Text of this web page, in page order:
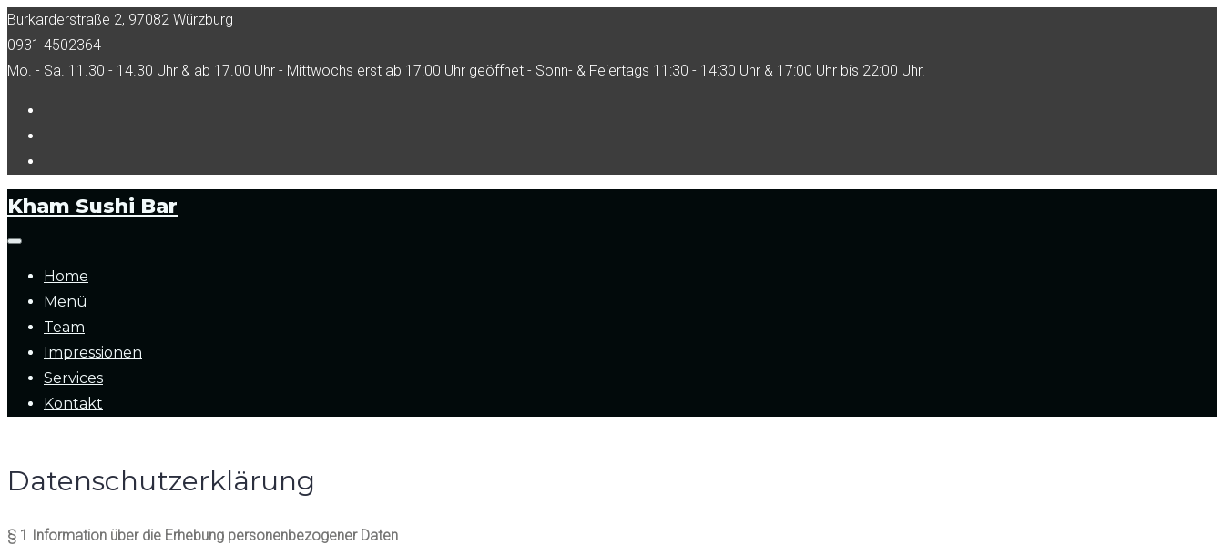
Skip
to
content
Burkarderstraße 2, 97082 Würzburg
0931 4502364
Mo. - Sa. 11.30 - 14.30 Uhr & ab 17.00 Uhr - Mittwochs erst ab 17:00 Uhr geöffnet - Sonn- & Feiertags 11:30 - 14:30 Uhr & 17:00 Uhr bis 22:00 Uhr.
Kham Sushi Bar
Home
Menü
Team
Impressionen
Services
Kontakt
Datenschutzerklärung
Datenschutzerklärung
§ 1 Information über die Erhebung personenbezogener Daten